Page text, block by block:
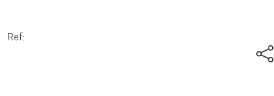
Ref: